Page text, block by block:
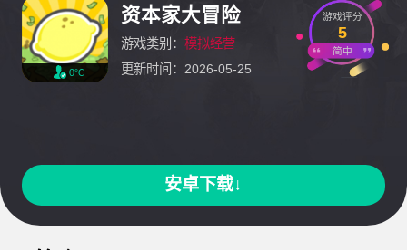
0℃
资本家大冒险
游戏类别： 模拟经营
更新时间：2026-05-25
游戏评分
5
简中
安卓下载↓